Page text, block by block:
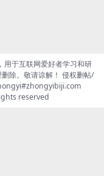
用于互联网爱好者学习和研
除。敬请谅解！ 侵权删帖/
reserved